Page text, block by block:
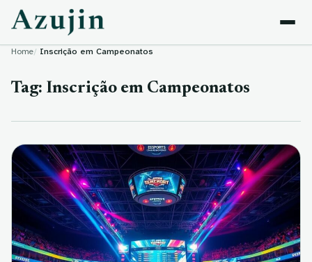
Skip to content
Home Inscrição em Campeonatos
Tag: Inscrição em Campeonatos